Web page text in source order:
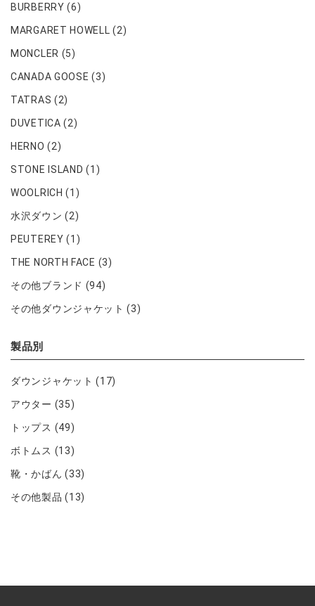
BURBERRY (6)
MARGARET HOWELL (2)
MONCLER (5)
CANADA GOOSE (3)
TATRAS (2)
DUVETICA (2)
HERNO (2)
STONE ISLAND (1)
WOOLRICH (1)
水沢ダウン (2)
PEUTEREY (1)
THE NORTH FACE (3)
その他ブランド (94)
その他ダウンジャケット (3)
製品別
ダウンジャケット (17)
アウター (35)
トップス (49)
ボトムス (13)
靴・かばん (33)
その他製品 (13)